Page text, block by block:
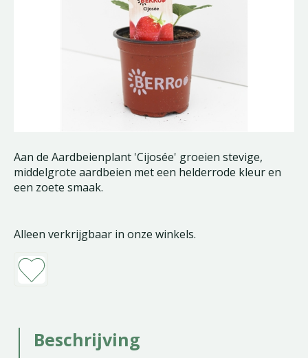
Aan de Aardbeienplant 'Cijosée' groeien stevige,
middelgrote aardbeien met een helderrode kleur en
een zoete smaak.
Alleen verkrijgbaar in onze winkels.
Beschrijving